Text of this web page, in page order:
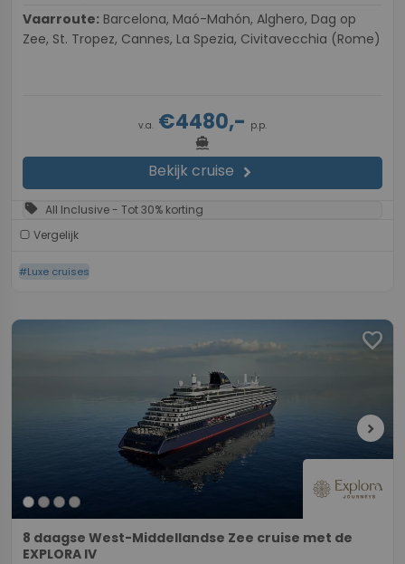
Vaarroute:
Zee, St. Tropez, Cannes, La Spezia, Civitavecchia (Rome)
v.a. €4480,- p.p.
directions_boat
Bekijk cruise chevron_right
sell All Inclusive - Tot 30% korting
Vergelijk
#Luxe cruises
favorite
chevron_right
8 daagse West-Middellandse Zee cruise met de
EXPLORA IV